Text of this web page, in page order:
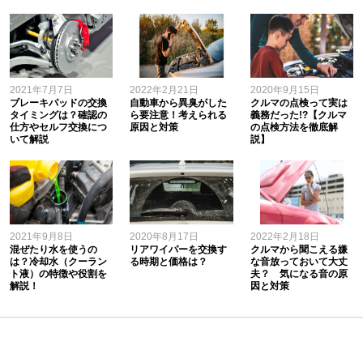
2021年7月7日
ブレーキパッドの交換
タイミングは？確認の
仕方やセルフ交換につ
いて解説
2022年2月21日
自動車から異臭がした
ら要注意！考えられる
原因と対策
2020年9月15日
クルマの点検って実は
義務だった!?【クルマ
の点検方法を徹底解
説】
2021年9月8日
混ぜたり水を使うの
は？冷却水（クーラン
ト液）の特徴や役割を
解説！
2020年8月17日
リアワイパーを交換す
る時期と価格は？
2022年2月18日
クルマから聞こえる嫌
な音放っておいて大丈
夫？ 気になる音の原
因と対策